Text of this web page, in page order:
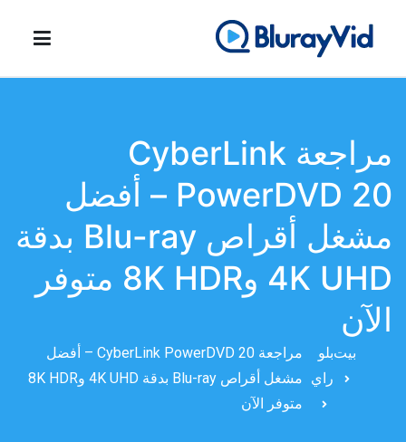
بلوراي فيد
مراجعة CyberLink
PowerDVD 20 – أفضل
مشغل أقراص Blu-ray بدقة
4K UHD و8K HDR متوفر
الآن
بيتبلو
راي
مراجعة CyberLink PowerDVD 20 – أفضل
مشغل أقراص Blu-ray بدقة 4K UHD و8K HDR
متوفر الآن